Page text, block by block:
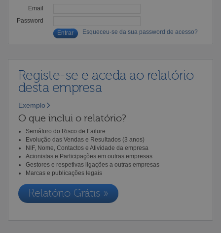
Email
Password
Esqueceu-se da sua password de acesso?
Registe-se e aceda ao relatório
desta empresa
Exemplo
O que inclui o relatório?
Semáforo do Risco de Failure
Evolução das Vendas e Resultados (3 anos)
NIF, Nome, Contactos e Atividade da empresa
Acionistas e Participações em outras empresas
Gestores e respetivas ligações a outras empresas
Marcas e publicações legais
Relatório Grátis »